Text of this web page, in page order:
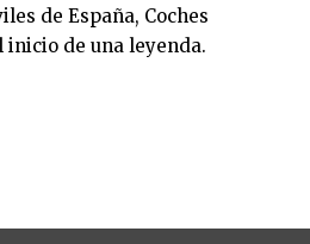
de España, Coches
inicio de una leyenda.